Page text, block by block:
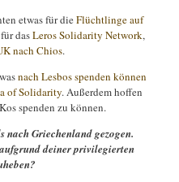
etwas für dieFlüchtlinge auf
dasLeros Solidarity Network,
nach Chios.
nach Lesbos spenden können
of Solidarity. Außerdem hoffen
spenden zu können.
Griechenland gezogen.
deiner privilegierten